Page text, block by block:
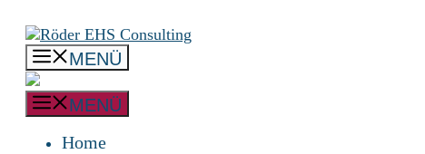
Inhalt
springen MENÜ
MENÜ
Home